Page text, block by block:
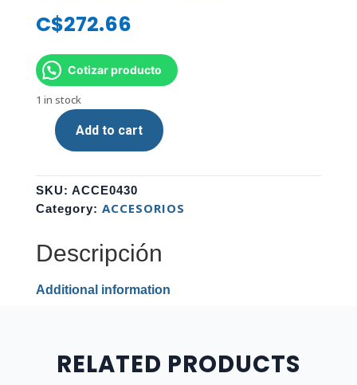
C$272.66
Cotizar producto
1 in stock
SOPORTE
CELULAR
PARA
AUTO
ARG-
AC-
0310BK
Add to cart
SKU: ACCE0430
Category: ACCESORIOS
Descripción
Additional information
RELATED PRODUCTS